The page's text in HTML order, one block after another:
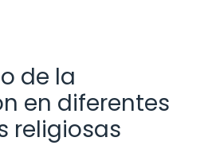
de la
en diferentes
religiosas